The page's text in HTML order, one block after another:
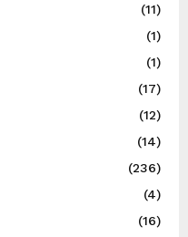
(11)
(1)
(1)
(17)
(12)
(14)
(236)
(4)
(16)